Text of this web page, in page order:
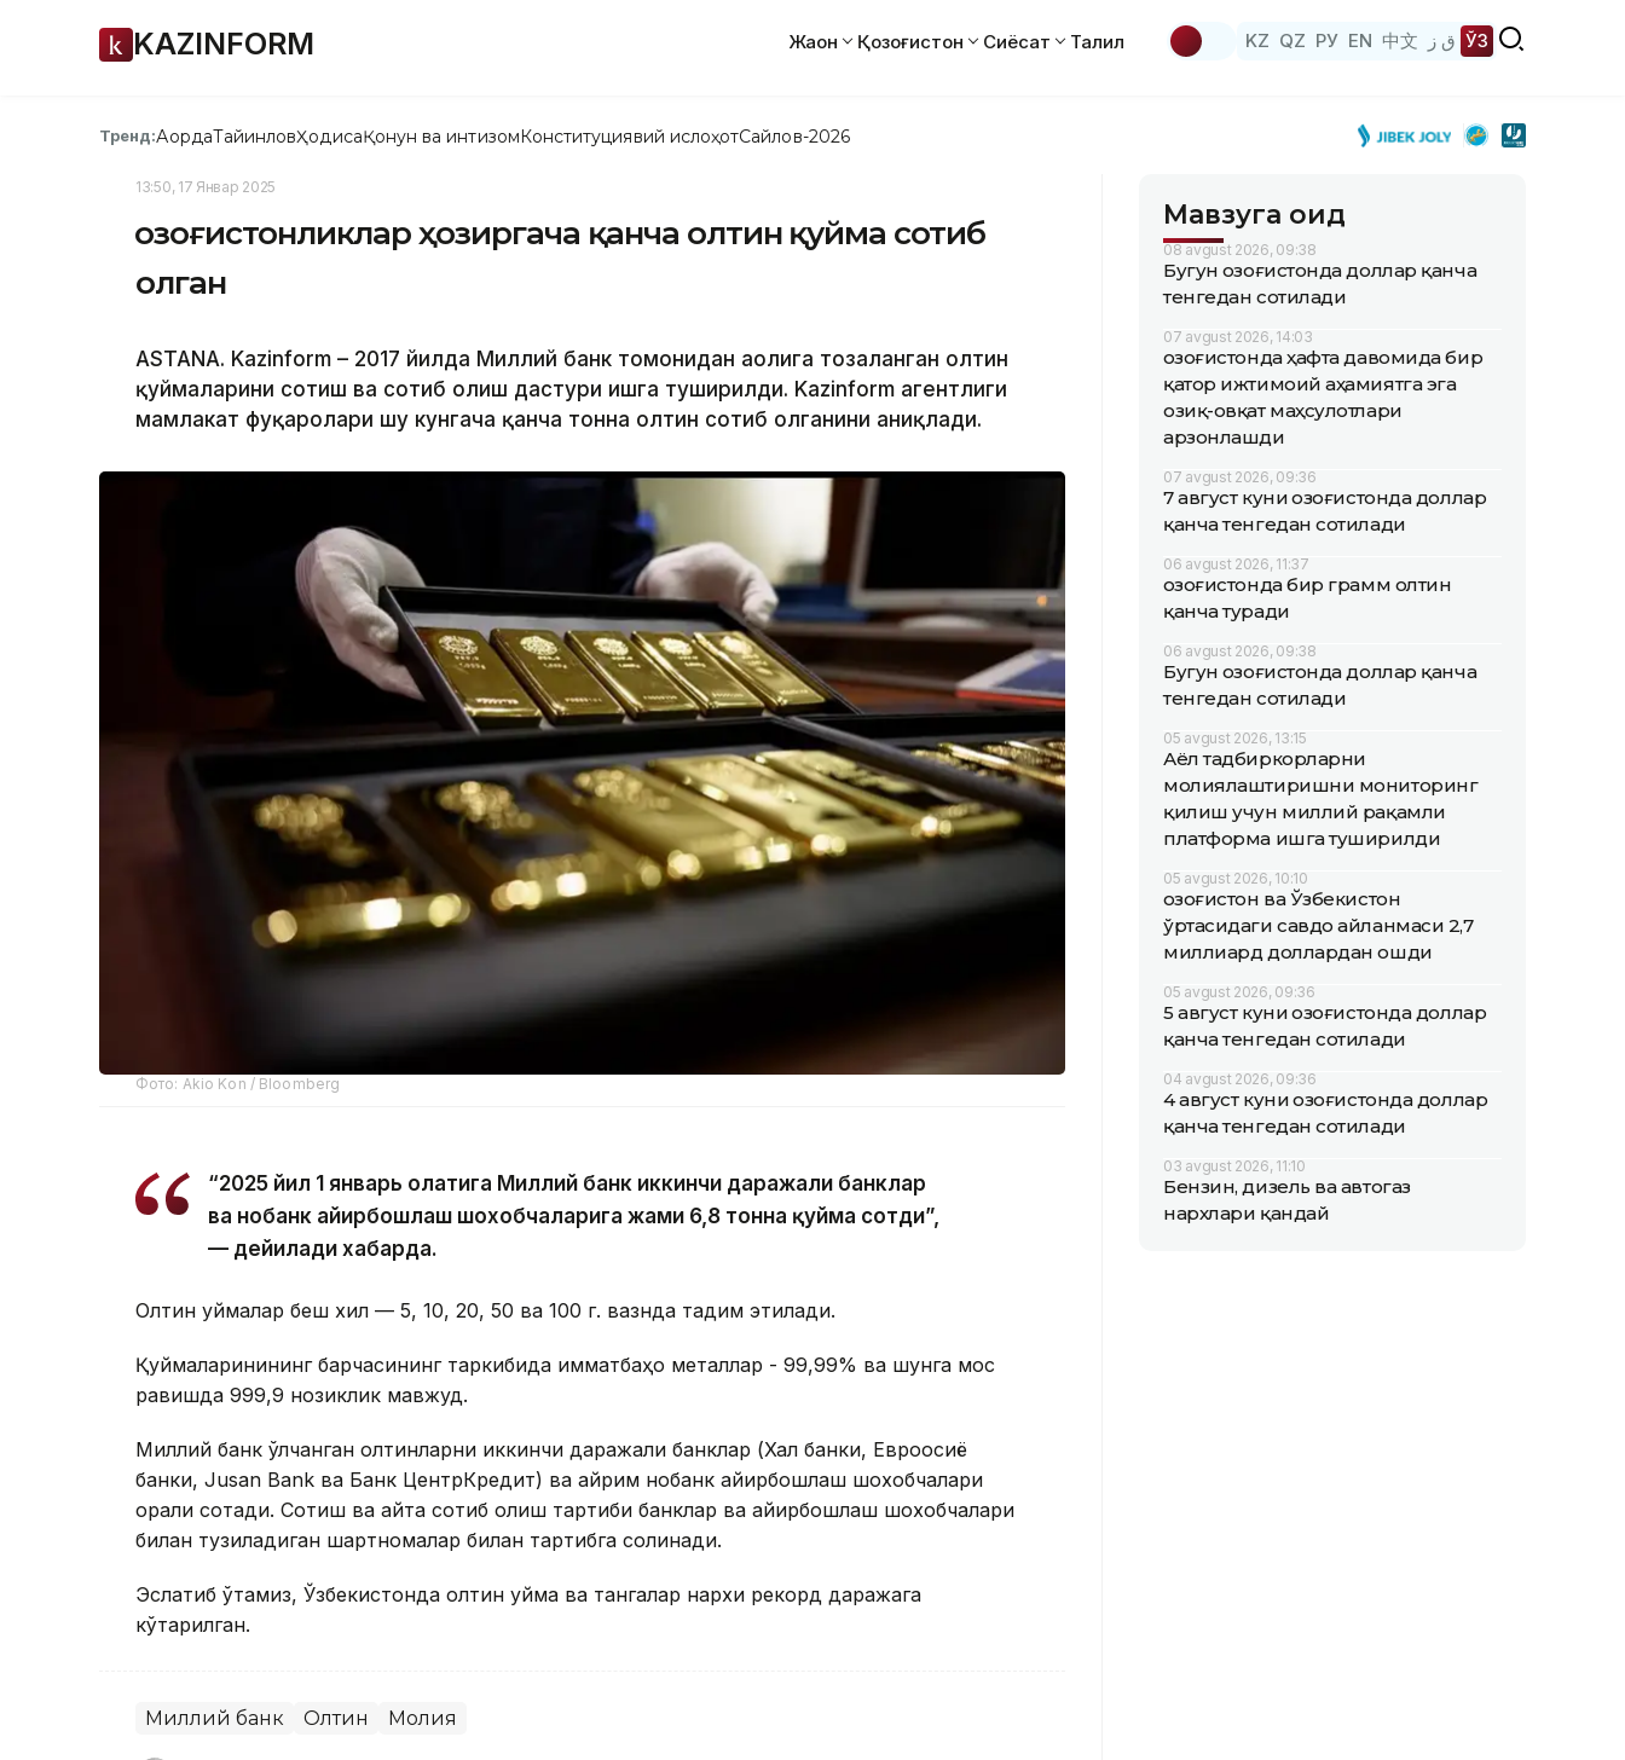
KAZINFORM Жаҳон Қозоғистон Сиёсат Таҳлил KZ QZ РУ EN 中文 ق ز ЎЗ
Тренд:АқордаТайинловҲодисаҚонун ва интизомКонституциявий ислоҳотСайлов-2026
13:50, 17 Январ 2025
Қозоғистонликлар ҳозиргача қанча олтин қуйма сотиб
олган
ASTANA. Kazinform – 2017 йилда Миллий банк томонидан аҳолига тозаланган олтин
қуймаларини сотиш ва сотиб олиш дастури ишга туширилди. Kazinform агентлиги
мамлакат фуқаролари шу кунгача қанча тонна олтин сотиб олганини аниқлади.
Фото: Akio Kon / Bloomberg
“2025 йил 1 январь ҳолатига Миллий банк иккинчи даражали банклар
ва нобанк айирбошлаш шохобчаларига жами 6,8 тонна қуйма сотди”,
— дейилади хабарда.
Олтин қуймалар беш хил — 5, 10, 20, 50 ва 100 г. вазнда тақдим этилади.
Қуймаларинининг барчасининг таркибида қимматбаҳо металлар - 99,99% ва шунга мос
равишда 999,9 нозиклик мавжуд.
Миллий банк ўлчанган олтинларни иккинчи даражали банклар (Халқ банки, Евроосиё
банки, Jusan Bank ва Банк ЦентрКредит) ва айрим нобанк айирбошлаш шохобчалари
орқали сотади. Сотиш ва қайта сотиб олиш тартиби банклар ва айирбошлаш шохобчалари
билан тузиладиган шартномалар билан тартибга солинади.
Эслатиб ўтамиз, Ўзбекистонда олтин қуйма ва тангалар нархи рекорд даражага
кўтарилган.
Миллий банк Олтин Молия
Мавзуга оид
08 avgust 2026, 09:38
Бугун Қозоғистонда доллар қанча
тенгедан сотилади
07 avgust 2026, 14:03
Қозоғистонда ҳафта давомида бир
қатор ижтимоий аҳамиятга эга
озиқ-овқат маҳсулотлари
арзонлашди
07 avgust 2026, 09:36
7 август куни Қозоғистонда доллар
қанча тенгедан сотилади
06 avgust 2026, 11:37
Қозоғистонда бир грамм олтин
қанча туради
06 avgust 2026, 09:38
Бугун Қозоғистонда доллар қанча
тенгедан сотилади
05 avgust 2026, 13:15
Аёл тадбиркорларни
молиялаштиришни мониторинг
қилиш учун миллий рақамли
платформа ишга туширилди
05 avgust 2026, 10:10
Қозоғистон ва Ўзбекистон
ўртасидаги савдо айланмаси 2,7
миллиард доллардан ошди
05 avgust 2026, 09:36
5 август куни Қозоғистонда доллар
қанча тенгедан сотилади
04 avgust 2026, 09:36
4 август куни Қозоғистонда доллар
қанча тенгедан сотилади
03 avgust 2026, 11:10
Бензин, дизель ва автогаз
нархлари қандай